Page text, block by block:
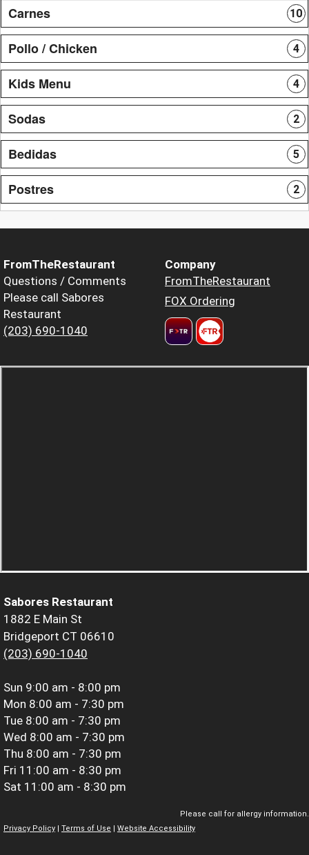
Carnes 10
Pollo / Chicken 4
Kids Menu 4
Sodas 2
Bedidas 5
Postres 2
FromTheRestaurant
Questions / Comments
Please call Sabores
Restaurant
(203) 690-1040
Company
FromTheRestaurant
FOX Ordering
Sabores Restaurant
1882 E Main St
Bridgeport CT 06610
(203) 690-1040
Sun 9:00 am - 8:00 pm
Mon 8:00 am - 7:30 pm
Tue 8:00 am - 7:30 pm
Wed 8:00 am - 7:30 pm
Thu 8:00 am - 7:30 pm
Fri 11:00 am - 8:30 pm
Sat 11:00 am - 8:30 pm
Please call for allergy information.
Privacy Policy
Terms of Use Website Accessibility